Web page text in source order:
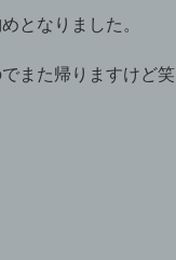
となりました。
また帰りますけど笑